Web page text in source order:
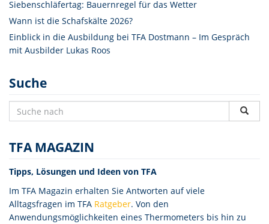
Siebenschläfertag: Bauernregel für das Wetter
Wann ist die Schafskälte 2026?
Einblick in die Ausbildung bei TFA Dostmann – Im Gespräch
mit Ausbilder Lukas Roos
Suche
TFA MAGAZIN
Tipps, Lösungen und Ideen von TFA
Im TFA Magazin erhalten Sie Antworten auf viele
Alltagsfragen im TFA Ratgeber. Von den
Anwendungsmöglichkeiten eines Thermometers bis hin zu